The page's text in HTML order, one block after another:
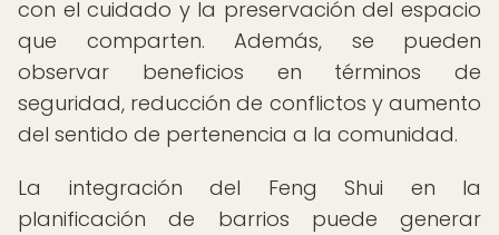
con el cuidado y la preservación del espacio
que comparten. Además, se pueden
observar beneficios en términos de
seguridad, reducción de conflictos y aumento
del sentido de pertenencia a la comunidad.
La integración del Feng Shui en la
planificación de barrios puede generar